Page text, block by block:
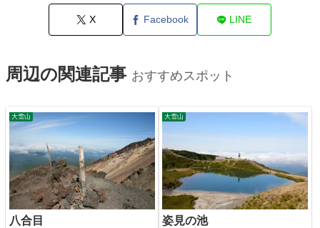
X Facebook LINE
周辺の関連記事 おすすめスポット
大雪山
八合目
大雪山
姿見の池